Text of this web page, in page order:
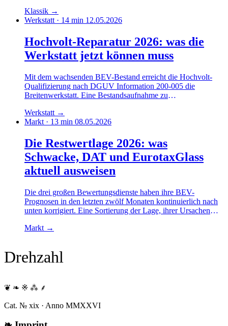
Klassik →
Werkstatt · 14 min 12.05.2026
Hochvolt-Reparatur 2026: was die
Werkstatt jetzt können muss
Mit dem wachsenden BEV-Bestand erreicht die Hochvolt-
Qualifizierung nach DGUV Information 200-005 die
Breitenwerkstatt. Eine Bestandsaufnahme zu
laufenden Right-to-Repair-Debatte.
Werkstatt →
Markt · 13 min 08.05.2026
Die Restwertlage 2026: was
Schwacke, DAT und EurotaxGlass
aktuell ausweisen
Die drei großen Bewertungsdienste haben ihre BEV-
Prognosen in den letzten zwölf Monaten kontinuierlich nach
unten korrigiert. Eine Sortierung der Lage, ihrer Ursachen
Gebrauchtwagenhandel.
Markt →
Drehzahl
❦ ❧ ※ ⁂ ⸙
Cat. № xix · Anno MMXXVI